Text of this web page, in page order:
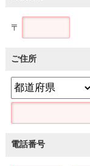
〒
ご住所
電話番号